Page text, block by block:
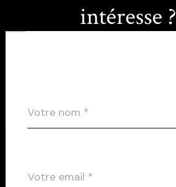
intéresse ?
par
*
*